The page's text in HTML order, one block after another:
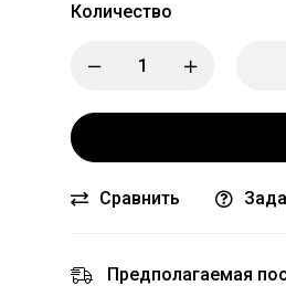
Количество
Сравнить
Предполагаемая